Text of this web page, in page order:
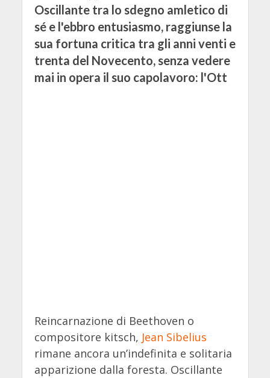
Oscillante tra lo sdegno amletico di
sé e l'ebbro entusiasmo, raggiunse la
sua fortuna critica tra gli anni venti e
trenta del Novecento, senza vedere
mai in opera il suo capolavoro: l'Ott
Reincarnazione di Beethoven o
compositore kitsch, Jean Sibelius
rimane ancora un’indefinita e solitaria
apparizione dalla foresta. Oscillante